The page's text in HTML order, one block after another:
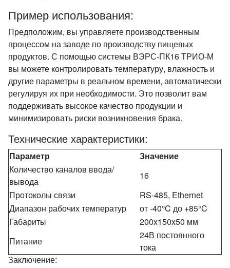
Пример использования:
Предположим, вы управляете производственным
процессом на заводе по производству пищевых
продуктов. С помощью системы ВЭРС-ПК16 ТРИО-М
вы можете контролировать температуру, влажность и
другие параметры в реальном времени, автоматически
регулируя их при необходимости. Это позволит вам
поддерживать высокое качество продукции и
минимизировать риски возникновения брака.
Технические характеристики:
Параметр
Значение
Количество каналов ввода/
вывода
16
Протоколы связи
RS-485, Ethernet
Диапазон рабочих температур
от -40°C до +85°C
Габариты
200x150x50 мм
Питание
24В постоянного
тока
Заключение: